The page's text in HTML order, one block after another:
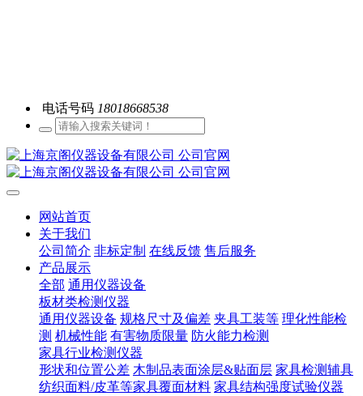
电话号码 18018668538
网站首页
关于我们
公司简介 非标定制 在线反馈 售后服务
产品展示
全部 通用仪器设备
板材类检测仪器
通用仪器设备 规格尺寸及偏差 夹具工装等 理化性能检
测 机械性能 有害物质限量 防火能力检测
家具行业检测仪器
形状和位置公差 木制品表面涂层&贴面层 家具检测辅具
纺织面料/皮革等家具覆面材料 家具结构强度试验仪器